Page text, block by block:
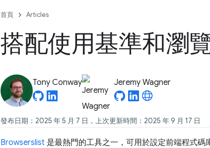
首頁 Articles
搭配使用基準和瀏
Tony Conway Jeremy Wagner
發布日期：2025 年 5 月 7 日，上次更新時間：2025 年 9 月 17 日
Browserslist 是最熱門的工具之一，可用於設定前端程式